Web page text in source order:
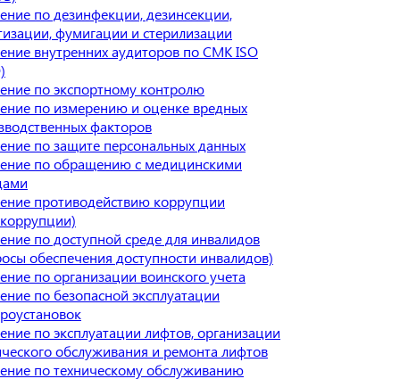
по дезинфекции, дезинсекции,
фумигации и стерилизации
внутренних аудиторов по СМК ISO
по экспортному контролю
по измерению и оценке вредных
факторов
по защите персональных данных
по обращению с медицинскими
противодействию коррупции
по доступной среде для инвалидов
обеспечения доступности инвалидов)
по организации воинского учета
по безопасной эксплуатации
по эксплуатации лифтов, организации
обслуживания и ремонта лифтов
по техническому обслуживанию